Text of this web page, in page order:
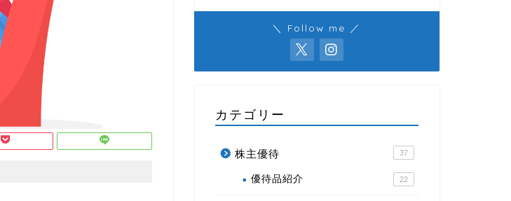
＼ Follow me ／
カテゴリー
株主優待 37
優待品紹介 22